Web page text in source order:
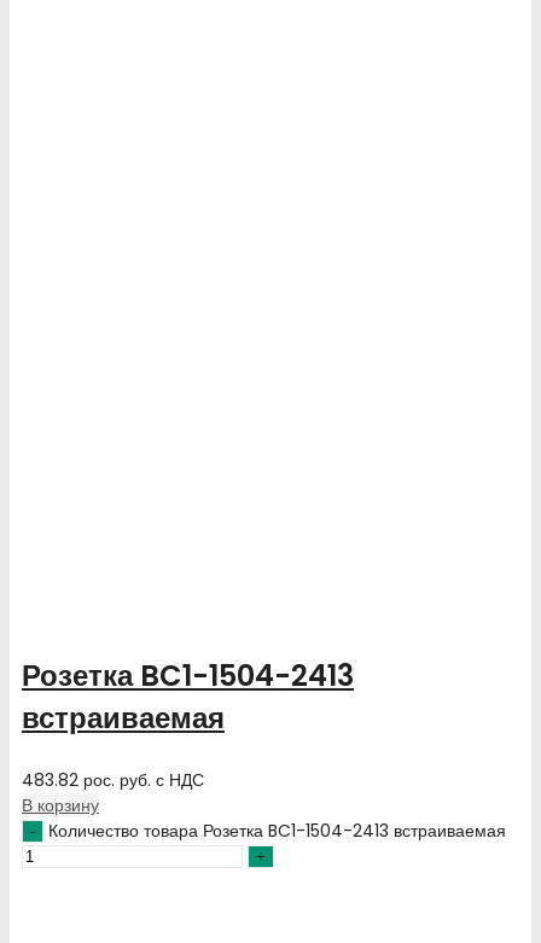
Розетка BC1-1504-2413
встраиваемая
483.82 рос. руб. с НДС
В корзину
Количество товара Розетка BC1-1504-2413 встраиваемая